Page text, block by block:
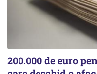
200.000 de euro